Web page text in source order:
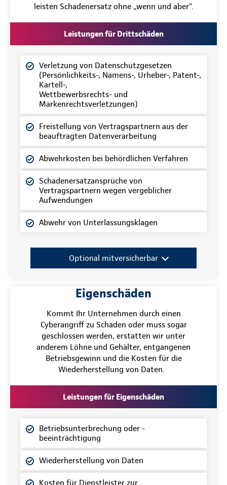
leisten Schadenersatz ohne „wenn und aber“.
Leistungen für Drittschäden
Verletzung von Datenschutzgesetzen
(Persönlichkeits-, Namens-, Urheber-, Patent-,
Kartell-,
Wettbewerbsrechts- und
Markenrechtsverletzungen)
Freistellung von Vertragspartnern aus der
beauftragten Datenverarbeitung
Abwehrkosten bei behördlichen Verfahren
Schadenersatzansprüche von
Vertragspartnern wegen vergeblicher
Aufwendungen
Abwehr von Unterlassungsklagen
Optional mitversicherbar
Eigenschäden
Kommt Ihr Unternehmen durch einen
Cyberangriff zu Schaden oder muss sogar
geschlossen werden, erstatten wir unter
anderem Löhne und Gehälter, entgangenen
Betriebsgewinn und die Kosten für die
Wiederherstellung von Daten.
Leistungen für Eigenschäden
Betriebsunterbrechung oder -
beeinträchtigung
Wiederherstellung von Daten
Kosten für Dienstleister zur